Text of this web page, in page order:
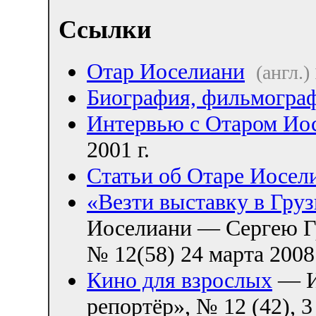
Ссылки
Отар Иоселиани (англ.)
Биография,
Интервью с Отаром
2001 г.
Статьи об Отаре
«Везти выставку в
Иоселиани — Сергею
№ 12(58) 24 марта 2008
Кино для взрослых —
репортёр», № 12 (42), 3